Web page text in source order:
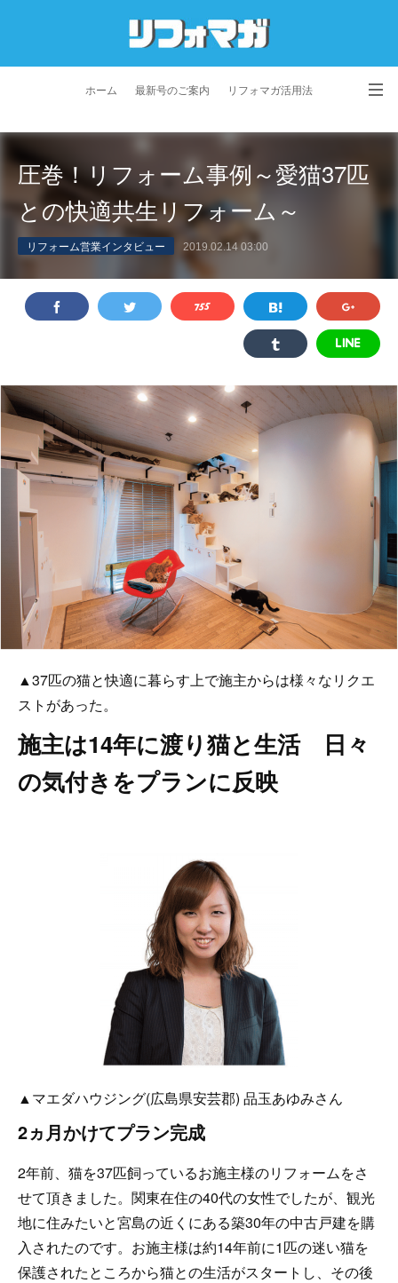
ホーム 最新号のご案内 リフォマガ活用法
お問い合わせ よくあるご質問 特定商取引法に基づく表記
利用規約 会社概要
圧巻！リフォーム事例～愛猫37匹
との快適共生リフォーム～
リフォーム営業インタビュー 2019.02.14 03:00
▲37匹の猫と快適に暮らす上で施主からは様々なリクエ
ストがあった。
施主は14年に渡り猫と生活 日々
の気付きをプランに反映
▲マエダハウジング(広島県安芸郡) 品玉あゆみさん
2ヵ月かけてプラン完成
2年前、猫を37匹飼っているお施主様のリフォームをさ
せて頂きました。関東在住の40代の女性でしたが、観光
地に住みたいと宮島の近くにある築30年の中古戸建を購
入されたのです。お施主様は約14年前に1匹の迷い猫を
保護されたところから猫との生活がスタートし、その後